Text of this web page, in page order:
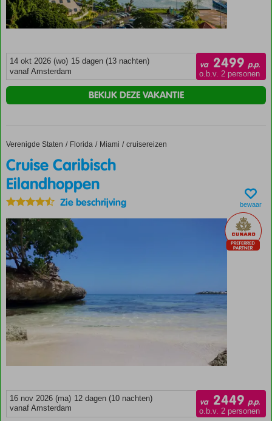
14 okt 2026 (wo) 15 dagen (13 nachten)
vanaf Amsterdam
va 2499 p.p.
o.b.v. 2 personen
BEKIJK DEZE VAKANTIE
Home
Verenigde Staten Florida Miami cruisereizen
Cruise Caribisch Eilandhoppen
Cruise Caribisch
Eilandhoppen
Zie beschrijving bewaar
16 nov 2026 (ma) 12 dagen (10 nachten)
vanaf Amsterdam
va 2449 p.p.
o.b.v. 2 personen